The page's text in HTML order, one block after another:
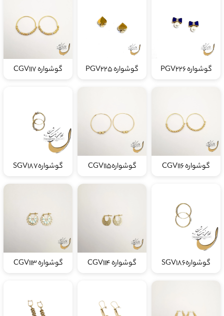
گوشواره PGV226 گوشواره PGV225 گوشواره CGV117
گوشواره CGV116 گوشوارهCGV115 گوشوارهSGV187
گوشوارهSGV186 گوشواره CGV114 گوشواره CGV113